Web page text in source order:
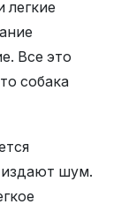
легкие
Все это
собака
издают шум.